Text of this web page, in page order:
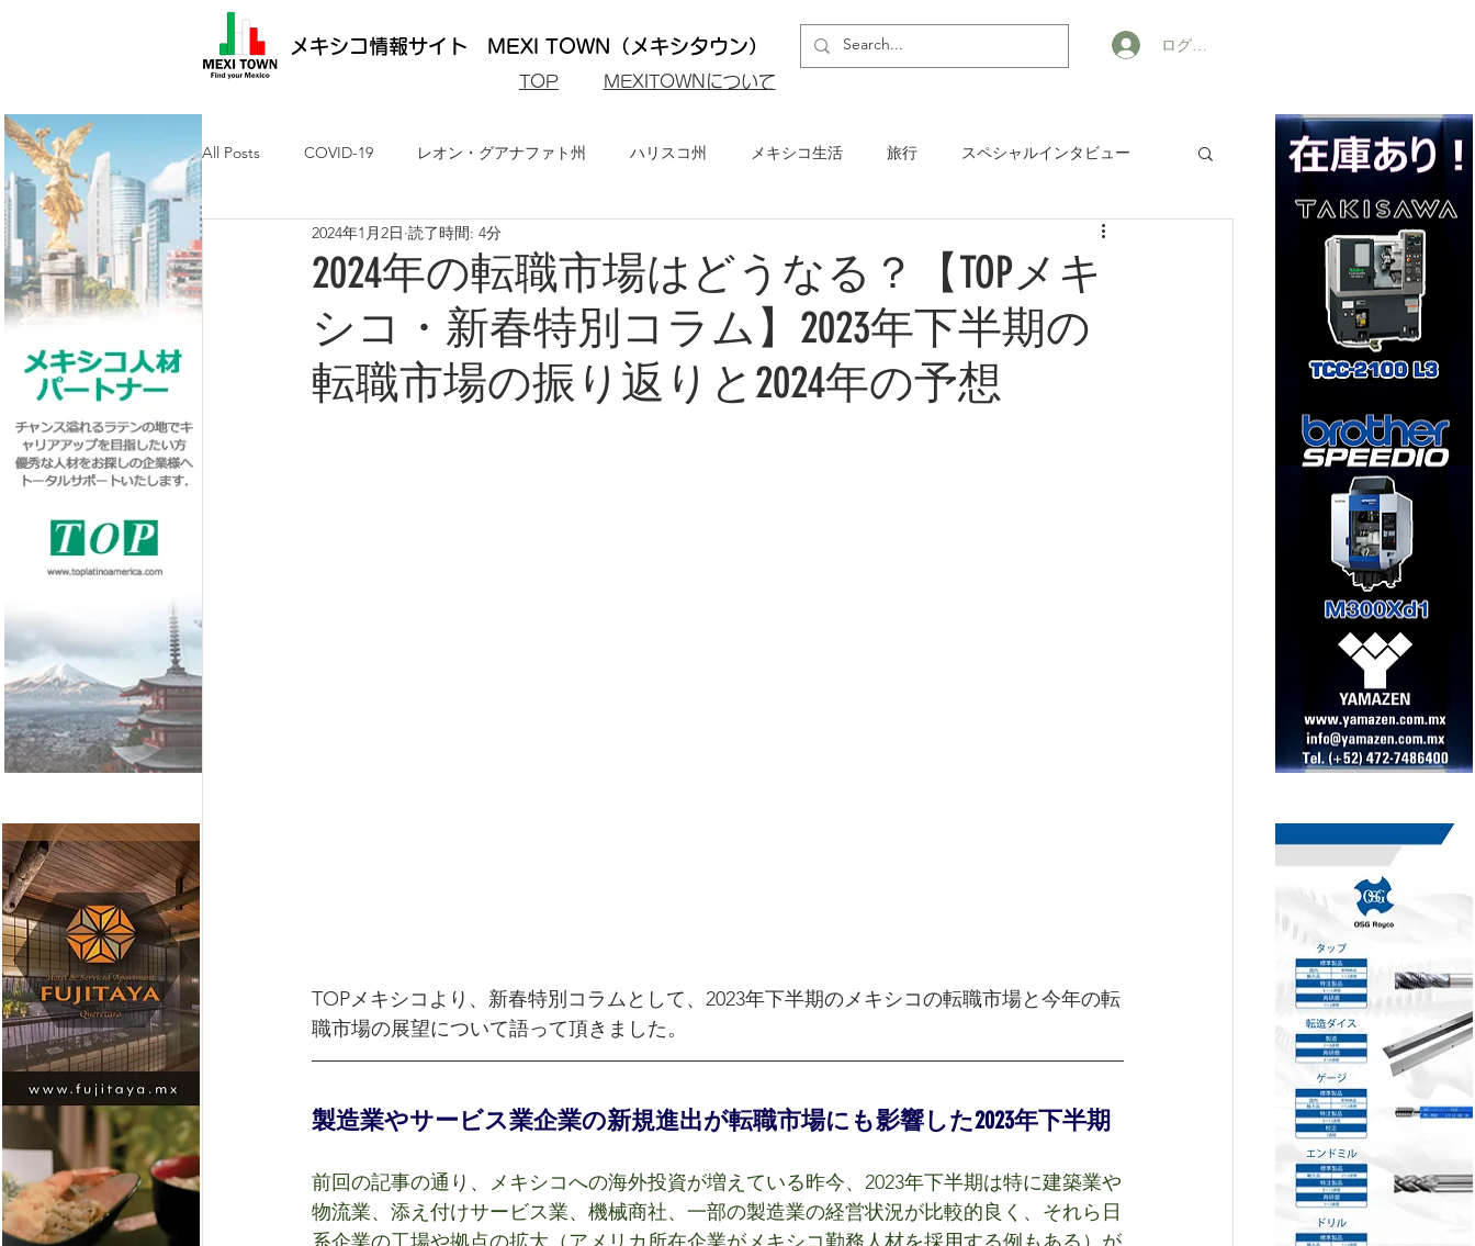
メキシコ情報サイト MEXI TOWN（メキシタウン）
​TOP MEXITOWNについて
ログイン
All Posts COVID-19 レオン・グアナファト州 ハリスコ州 メキシコ生活 旅行 スペシャルインタビュー
メキシコ最新ニュース ケレタロ州
求人・メキシコ就労 日墨交流 メキシコ・グルメ
2024年の転職市場はどうなる？【TOPメキ
シコ・新春特別コラム】2023年下半期の
転職市場の振り返りと2024年の予想
2024年1月2日 読了時間: 4分
TOPメキシコより、新春特別コラムとして、2023年下半期のメキシコの転職市場と今年の転
職市場の展望について語って頂きました。
製造業やサービス業企業の新規進出が転職市場にも影響した2023年下半期
前回の記事の通り、メキシコへの海外投資が増えている昨今、2023年下半期は特に建築業や
物流業、添え付けサービス業、機械商社、一部の製造業の経営状況が比較的良く、それら日
系企業の工場や拠点の拡大（アメリカ所在企業がメキシコ勤務人材を採用する例もある）が